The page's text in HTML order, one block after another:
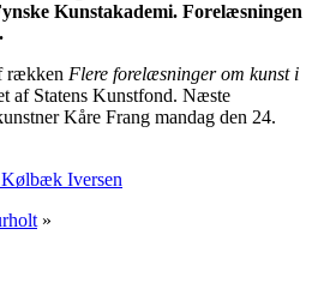
Kunstakademi. Forelæsningen
rækken Flere forelæsninger om kunst i
af Statens Kunstfond. Næste
Kåre Frang mandag den 24.
Iversen
»